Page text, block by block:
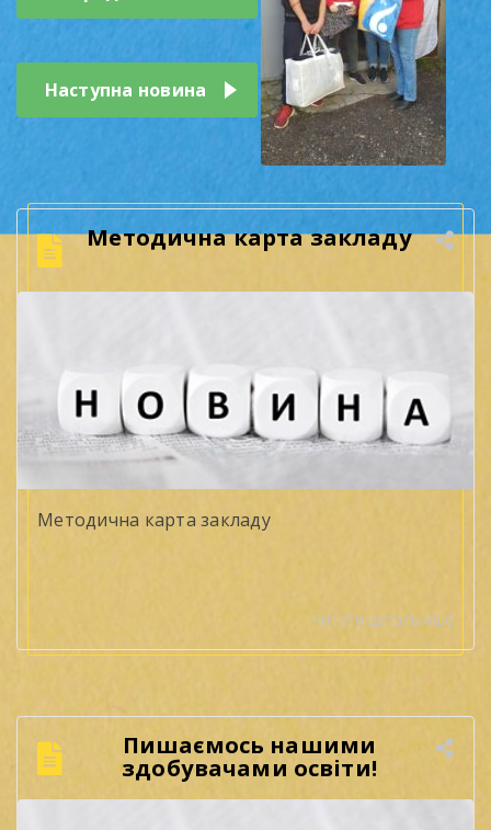
записів
Наступна новина
Методична карта закладу
Методична карта закладу
Читати детальніше
Пишаємось нашими
здобувачами освіти!